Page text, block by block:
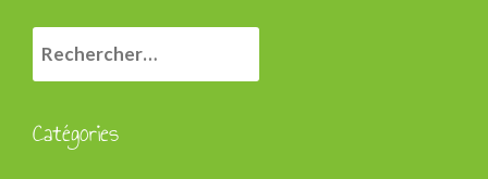
R
e
Catégories